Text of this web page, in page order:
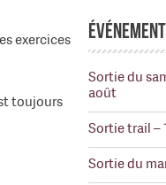
Sortie du
août
Sortie trail –
Sortie du
exercices
toujours